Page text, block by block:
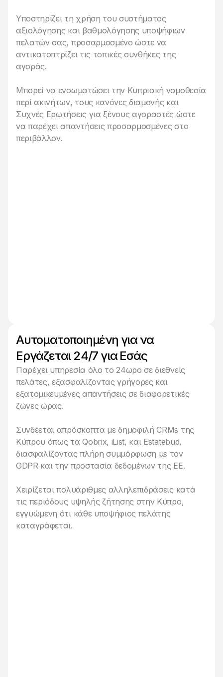
Υποστηρίζει τη χρήση του συστήματος
αξιολόγησης και βαθμολόγησης υποψήφιων
πελατών σας, προσαρμοσμένο ώστε να
αντικατοπτρίζει τις τοπικές συνθήκες της
αγοράς.
Μπορεί να ενσωματώσει την Κυπριακή νομοθεσία
περί ακινήτων, τους κανόνες διαμονής και
Συχνές Ερωτήσεις για ξένους αγοραστές ώστε
να παρέχει απαντήσεις προσαρμοσμένες στο
περιβάλλον.
Αυτοματοποιημένη για να
Εργάζεται 24/7 για Εσάς
Παρέχει υπηρεσία όλο το 24ωρο σε διεθνείς
πελάτες, εξασφαλίζοντας γρήγορες και
εξατομικευμένες απαντήσεις σε διαφορετικές
ζώνες ώρας.
Συνδέεται απρόσκοπτα με δημοφιλή CRMs της
Κύπρου όπως τα Qobrix, iList, και Estatebud,
διασφαλίζοντας πλήρη συμμόρφωση με τον
GDPR και την προστασία δεδομένων της ΕΕ.
Χειρίζεται πολυάριθμες αλληλεπιδράσεις κατά
τις περιόδους υψηλής ζήτησης στην Κύπρο,
εγγυώμενη ότι κάθε υποψήφιος πελάτης
καταγράφεται.